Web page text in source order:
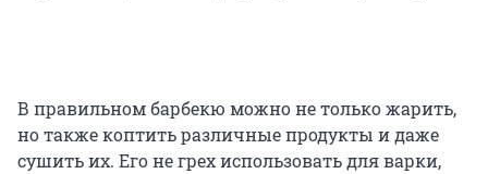
В правильном барбекю можно не только жарить,
но также коптить различные продукты и даже
сушить их. Его не грех использовать для варки,